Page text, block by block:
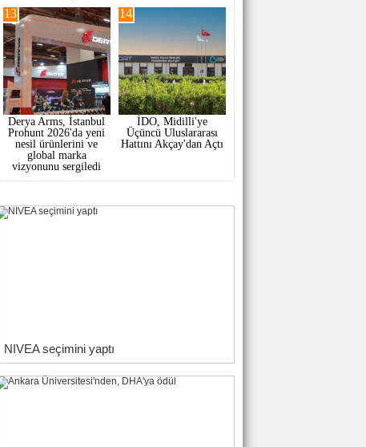
Derya Arms, İstanbul
Prohunt 2026'da yeni
nesil ürünlerini ve
global marka
vizyonunu sergiledi
13
İDO, Midilli'ye
Üçüncü Uluslararası
Hattını Akçay'dan Açtı
14
NIVEA seçimini yaptı